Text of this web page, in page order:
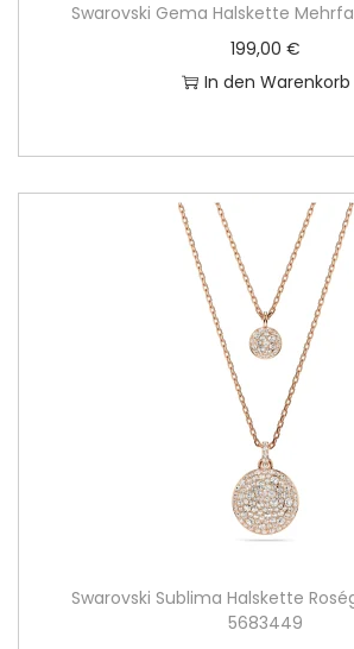
Swarovski Gema Halskette
199,00€
In den Warenkorb
Swarovski Sublima Halskette
5683449